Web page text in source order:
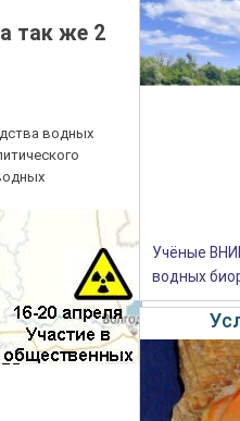
так же 2
водных
Учёные
водных